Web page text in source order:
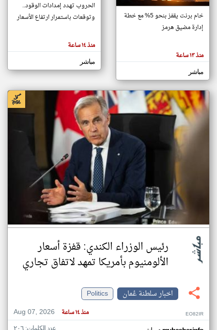
مصادر الأخبار من سلطنة عُمان
اخبار سلطنة عُمان على مدار الساعة
أهم اخبار سلطنة عُمان العاجلة والمباشرة
الموجوده
هنا عن
كاتبيها.
خام برنت يقفز بنحو 5% مع خطة
إدارة مضيق هرمز
منذ ١٣ ساعة
مباشر
الحروب تهدد إمدادات الوقود..
وتوقعات باستمرار ارتفاع الأسعار
منذ ١٤ ساعة
مباشر
رئيس الوزراء الكندي: قفزة أسعار
الألومنيوم بأمريكا تمهد لاتفاق تجاري
اخبار سلطنة عُمان
Politics
Aug 07, 2026
منذ ١٤ ساعة EO82IR
عدد الكلمات: ٢٠٦
klyoum.com